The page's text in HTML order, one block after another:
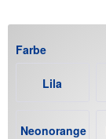
Farbe
Lila
Neonorange